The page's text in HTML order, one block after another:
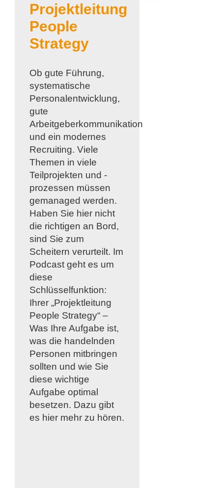
Projektleitung
People
Strategy
Ob gute Führung,
systematische
Personalentwicklung,
gute
Arbeitgeberkommunikation
und ein modernes
Recruiting. Viele
Themen in viele
Teilprojekten und -
prozessen müssen
gemanaged werden.
Haben Sie hier nicht
die richtigen an Bord,
sind Sie zum
Scheitern verurteilt. Im
Podcast geht es um
diese
Schlüsselfunktion:
Ihrer „Projektleitung
People Strategy“–
Was Ihre Aufgabe ist,
was die handelnden
Personen mitbringen
sollten und wie Sie
diese wichtige
Aufgabe optimal
besetzen. Dazu gibt
es hier mehr zu hören.